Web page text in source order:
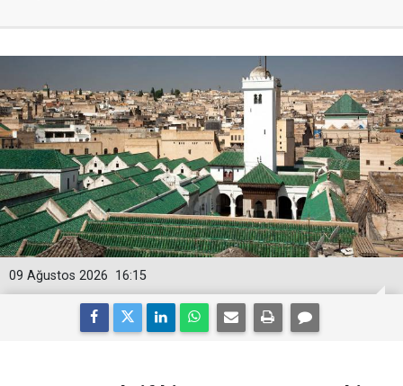
16:15
09 Ağustos 2026